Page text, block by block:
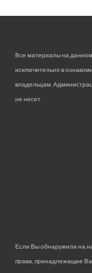
Все материалы на данном
исключительно в
владельцам.
не несет.
Если Вы обнаружили на
права, принадлежащие